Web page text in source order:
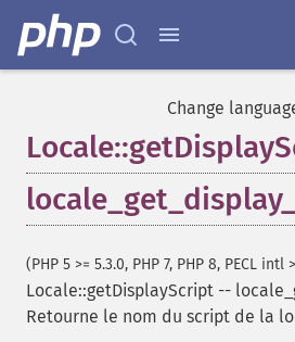
Change
(PHP 5 >= 5.3.0, PHP 7, PHP 8, PECL intl
Locale::getDisplayScript --
Retourne le nom du script de la